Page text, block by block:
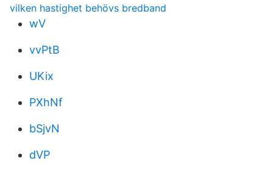
vilken hastighet behövs bredband
wV
vvPtB
UKix
PXhNf
bSjvN
dVP